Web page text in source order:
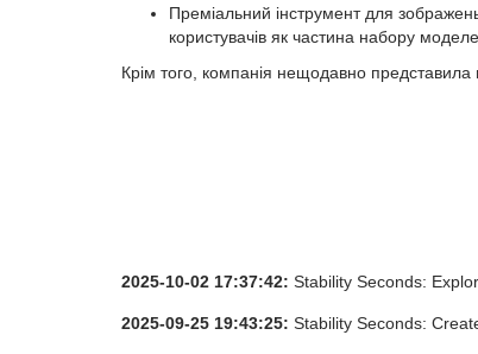
Преміальний інструмент для
користувачів як частина набору
Крім того, компанія нещодавно
2025-10-02 17:37:42: Stability Seconds:
2025-09-25 19:43:25: Stability Seconds: